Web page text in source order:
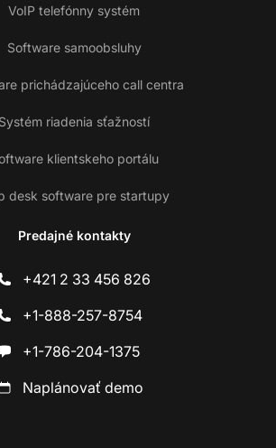
VoIP telefónny systém
Software samoobsluhy
prichádzajúceho call centra
Systém riadenia sťažností
klientskeho portálu
desk software pre startupy
Predajné kontakty
+421 2 33 456 826
+1-888-257-8754
+1-786-204-1375
Naplánovať demo